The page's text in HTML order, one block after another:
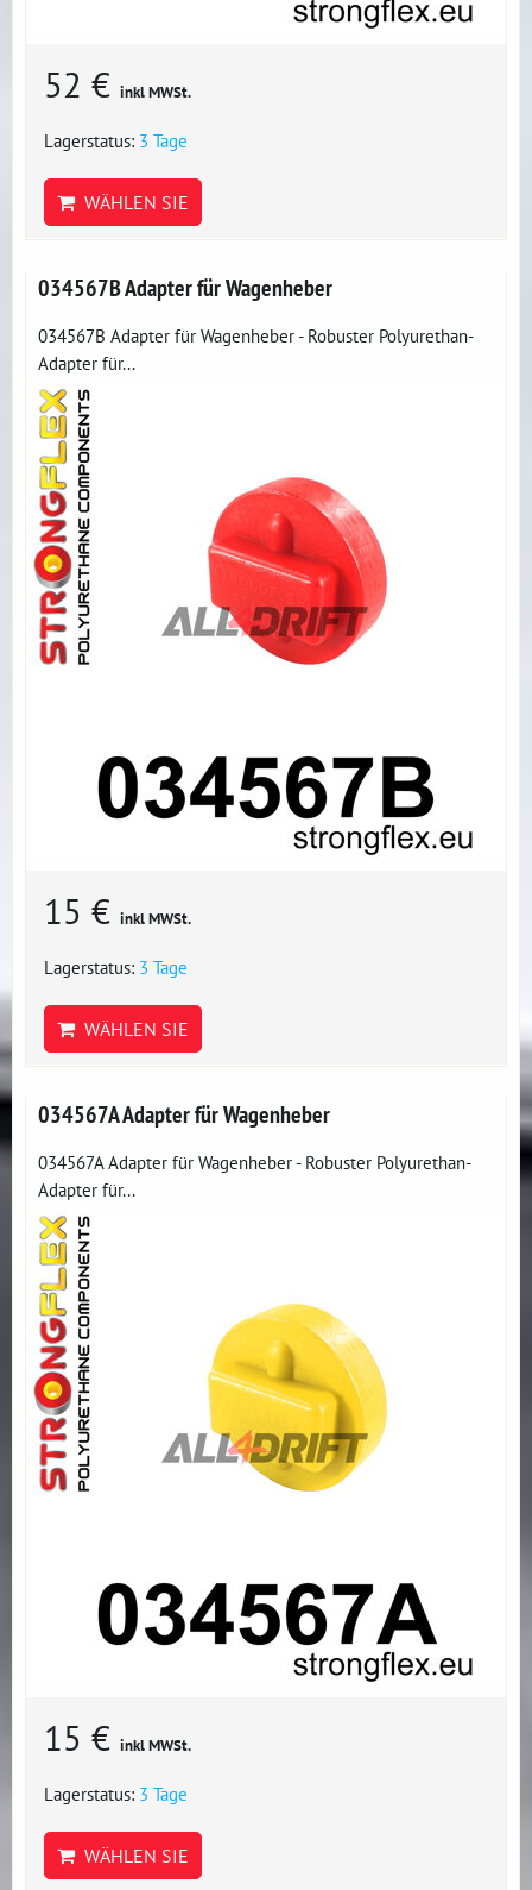
52 € inkl MWSt.
Lagerstatus: 3 Tage
WÄHLEN SIE
034567B Adapter für Wagenheber
034567B Adapter für Wagenheber - Robuster Polyurethan-
Adapter für...
15 € inkl MWSt.
Lagerstatus: 3 Tage
WÄHLEN SIE
034567A Adapter für Wagenheber
034567A Adapter für Wagenheber - Robuster Polyurethan-
Adapter für...
15 € inkl MWSt.
Lagerstatus: 3 Tage
WÄHLEN SIE